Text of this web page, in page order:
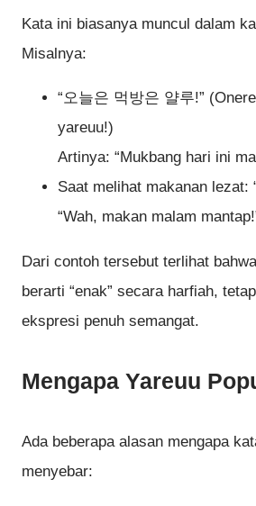
Kata ini biasanya muncul dalam
Misalnya:
“오늘은 먹방은 얄루!”
yareuu!)
Artinya: “Mukbang hari ini
Saat melihat makanan lezat:
“Wah, makan malam
Dari contoh tersebut terlihat
berarti “enak” secara harfiah,
ekspresi penuh semangat.
Mengapa Yareuu
Ada beberapa alasan mengapa
menyebar: